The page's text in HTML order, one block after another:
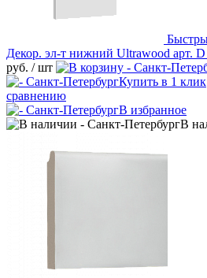
Декор. эл-т нижний Ultrawood арт.
руб. / шт
Купить в 1 клик
сравнению
В избранное
В